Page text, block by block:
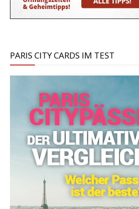
PARIS CITY CARDS IM TEST